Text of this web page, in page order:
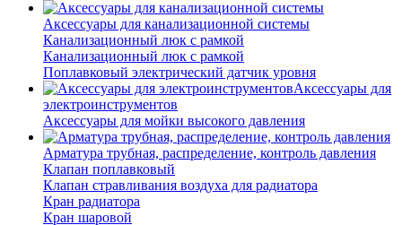
Аксессуары для канализационной системы
Канализационный люк с рамкой
Канализационный люк с рамкой
Поплавковый электрический датчик уровня
Аксессуары для
электроинструментов
Аксессуары для мойки высокого давления
Арматура трубная, распределение, контроль давления
Клапан поплавковый
Клапан стравливания воздуха для радиатора
Кран радиатора
Кран шаровой